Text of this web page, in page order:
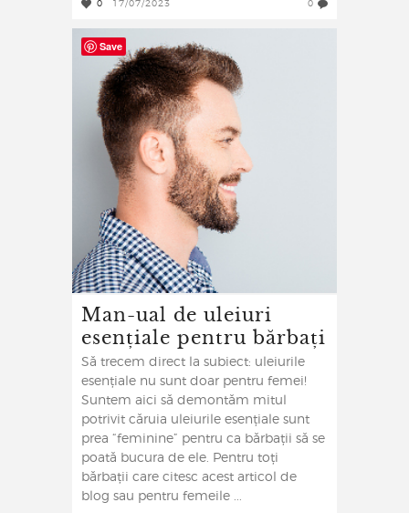
0 17/07/2023 0
Man-ual de uleiuri
esențiale pentru bărbați
Să trecem direct la subiect: uleiurile
esențiale nu sunt doar pentru femei!
Suntem aici să demontăm mitul
potrivit căruia uleiurile esențiale sunt
prea “feminine” pentru ca bărbații să se
poată bucura de ele. Pentru toți
bărbații care citesc acest articol de
blog sau pentru femeile ...
Save